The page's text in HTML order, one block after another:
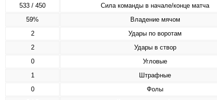
533 / 450
Сила команды в начале/конце матча
59%
Владение мячом
2
Удары по воротам
2
Удары в створ
0
Угловые
1
Штрафные
0
Фолы